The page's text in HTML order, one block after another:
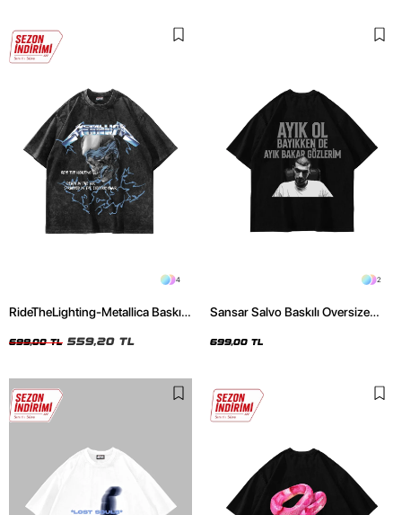
4
RideTheLighting-Metallica Baskılı
Tshirt
699,00 TL 559,20 TL
2
Sansar Salvo Baskılı Oversize
699,00 TL